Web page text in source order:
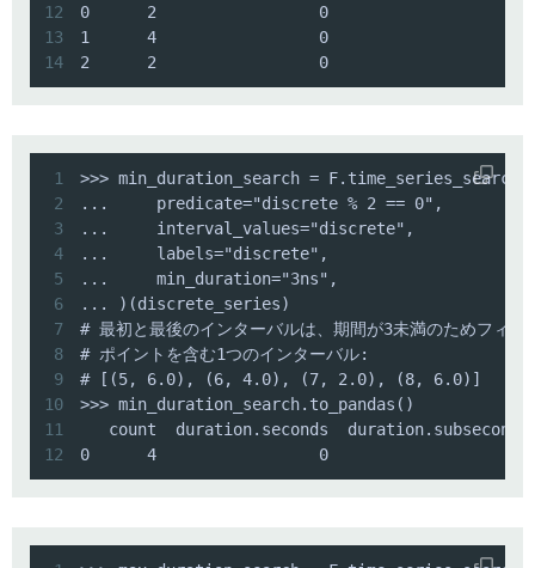
12
13
14
2      2                 0                         2 1970-
1
2
3
4
5
6
7
8
9
10
11
12
0      4                 0                         4 1970-